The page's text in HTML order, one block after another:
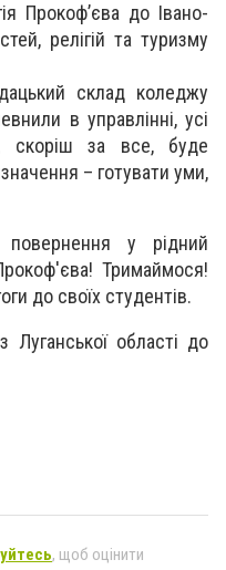
Прокоф’єва до Івано-
релігій та туризму
склад коледжу
в управлінні, усі
скоріш за все, буде
– готувати уми,
у рідний
Тримаймося!
до своїх студентів.
області до
, щоб оцінити